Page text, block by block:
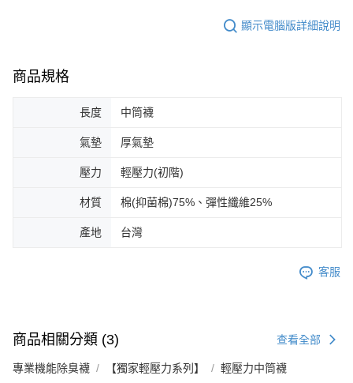
顯示電腦版詳細說明
商品規格
長度 中筒襪
氣墊 厚氣墊
壓力 輕壓力(初階)
材質 棉(抑菌棉)75%、彈性纖維25%
產地 台灣
客服
商品相關分類 (3) 查看全部
專業機能除臭襪 【獨家輕壓力系列】 輕壓力中筒襪